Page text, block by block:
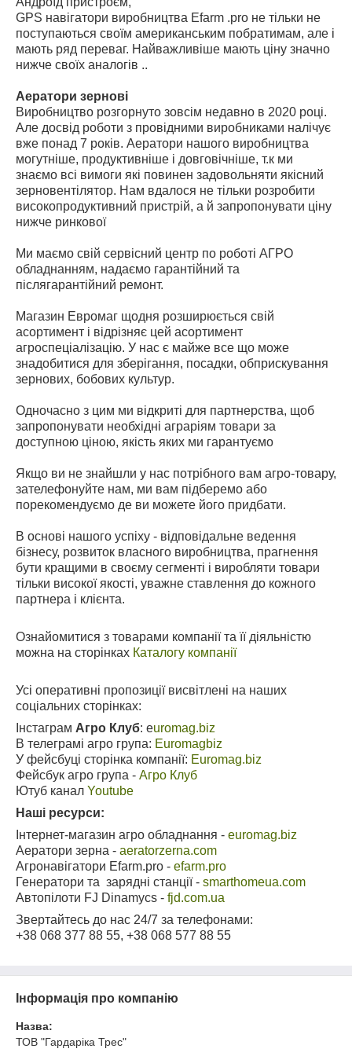
GPS навігатори виробництва Еfarm .pro не тільки не
поступаються своїм американським побратимам, але і
мають ряд переваг. Найважливіше мають ціну значно
нижче своїх аналогів ..
Аератори зернові
Виробництво розгорнуто зовсім недавно в 2020 році.
Але досвід роботи з провідними виробниками налічує
вже понад 7 років. Аератори нашого виробництва
могутніше, продуктивніше і довговічніше, т.к ми
знаємо всі вимоги які повинен задовольняти якісний
зерновентілятор. Нам вдалося не тільки розробити
високопродуктивний пристрій, а й запропонувати ціну
нижче ринкової
Ми маємо свій сервісний центр по роботі АГРО
обладнанням, надаємо гарантійний та
післягарантійний ремонт.
Магазин Евромаг щодня розширюється свій
асортимент і відрізняє цей асортимент
агроспеціалізацію. У нас є майже все що може
знадобитися для зберігання, посадки, обприскування
зернових, бобових культур.
Одночасно з цим ми відкриті для партнерства, щоб
запропонувати необхідні аграріям товари за
доступною ціною, якість яких ми гарантуємо
Якщо ви не знайшли у нас потрібного вам агро-товару,
зателефонуйте нам, ми вам підберемо або
порекомендуємо де ви можете його придбати.
В основі нашого успіху - відповідальне ведення
бізнесу, розвиток власного виробництва, прагнення
бути кращими в своєму сегменті і виробляти товари
тільки високої якості, уважне ставлення до кожного
партнера і клієнта.
Ознайомитися з товарами компанії та її діяльністю
можна на сторінках Каталогу компанії
Усі оперативні пропозиції висвітлені на наших
соціальних сторінках:
Інстаграм Агро Клуб: euromag.biz
В телеграмі агро група: Euromagbiz
У фейсбуці сторінка компанії: Euromag.biz
Фейсбук агро група - Агро Клуб
Ютуб канал Youtube
Наші ресурси:
Інтернет-магазин агро обладнання - euromag.biz
Аератори зерна - aeratorzerna.com
Агронавігатори Efarm.pro - efarm.pro
Генератори та зарядні станції - smarthomeua.com
Автопілоти FJ Dinamycs - fjd.com.ua
Звертайтесь до нас 24/7 за телефонами:
+38 068 377 88 55, +38 068 577 88 55
Інформація про компанію
Назва:
ТОВ "Гардаріка Трес"